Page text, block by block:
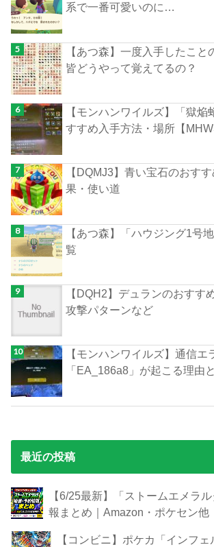
系で一番可愛いのに…
【あつ森】一度入手したこと
皆どうやって覚えてるの？
【モンハンワイルズ】「獄焔
すすめ入手方法・場所【
【DQMJ3】青い宝石のおす
果・使い道
【あつ森】「ハウジング1号
覧
【DQH2】デュランのおすす
攻撃パターンなど
【モンハンワイルズ】通信エ
「EA_186a8」が起こる理由
最近の投稿
【6/25最新】「ストームエメラ
報まとめ｜Amazon・ポケセン他
【コンビニ】ポケカ「インフ